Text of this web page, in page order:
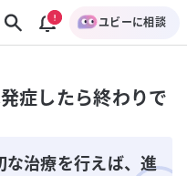
ユビーに相談
症したら終わりで
な治療を行えば、進